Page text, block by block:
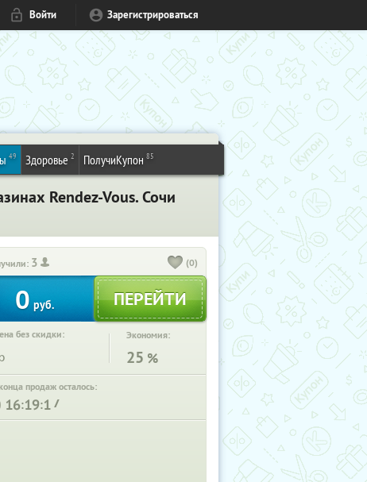
Войти Зарегистрироваться
49 Здоровье 2 ПолучиКупон 85
Rendez-Vous. Сочи
3 (0)
0 руб.
без скидки: Экономия:
25 %
продаж осталось:
: :